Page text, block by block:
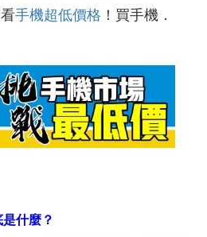
手機超低價格 ！買手機．
什麼？